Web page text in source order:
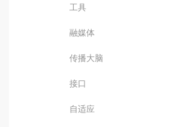
工具
融媒体
传播大脑
接口
自适应